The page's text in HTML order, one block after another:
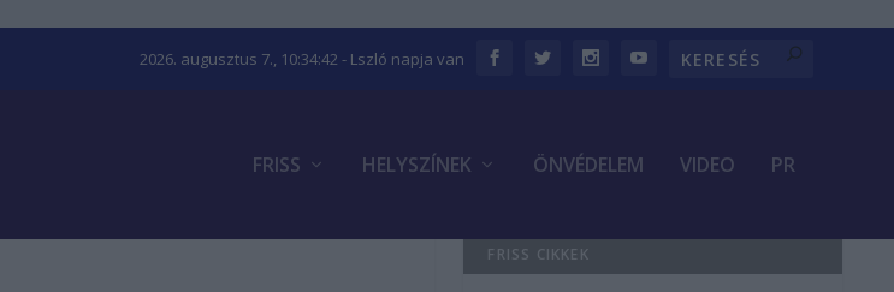
2026. augusztus 7., 10:34:43 - Lszló napja van
FRISS HELYSZÍNEK ÖNVÉDELEM VIDEO PR
FRISS CIKKEK